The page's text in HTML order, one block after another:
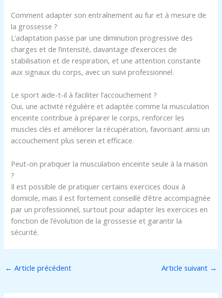
Comment adapter son entraînement au fur et à mesure de
la grossesse ?
L’adaptation passe par une diminution progressive des
charges et de l’intensité, davantage d’exercices de
stabilisation et de respiration, et une attention constante
aux signaux du corps, avec un suivi professionnel.
Le sport aide-t-il à faciliter l’accouchement ?
Oui, une activité régulière et adaptée comme la musculation
enceinte contribue à préparer le corps, renforcer les
muscles clés et améliorer la récupération, favorisant ainsi un
accouchement plus serein et efficace.
Peut-on pratiquer la musculation enceinte seule à la maison
?
Il est possible de pratiquer certains exercices doux à
domicile, mais il est fortement conseillé d’être accompagnée
par un professionnel, surtout pour adapter les exercices en
fonction de l’évolution de la grossesse et garantir la
sécurité.
← Article précédent Article suivant →